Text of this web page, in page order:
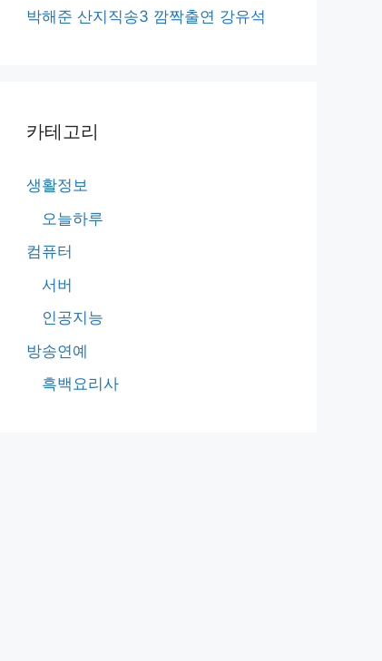
박해준 산지직송3 깜짝출연 강유석
카테고리
생활정보
오늘하루
컴퓨터
서버
인공지능
방송연예
흑백요리사